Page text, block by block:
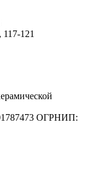
121
ОГРНИП: